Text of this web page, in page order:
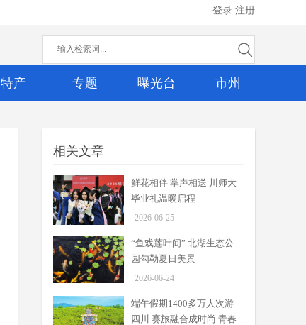
登录 注册
特产 专题 曝光台 市州
相关文章
鲜花相伴 掌声相送 川师大
毕业礼温暖启程
2026-06-25
“鱼戏莲叶间” 北湖生态公
园勾勒夏日美景
2026-06-24
端午假期1400多万人次游
四川 赛旅融合成时尚 青春